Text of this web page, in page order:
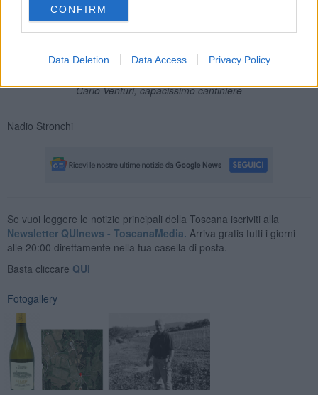
CONFIRM
Data Deletion Data Access Privacy Policy
Carlo Venturi, capacissimo cantiniere
Nadio Stronchi
Se vuoi leggere le notizie principali della Toscana iscriviti alla
Newsletter QUInews - ToscanaMedia. Arriva gratis tutti i giorni
alle 20:00 direttamente nella tua casella di posta.
Basta cliccare QUI
Fotogallery